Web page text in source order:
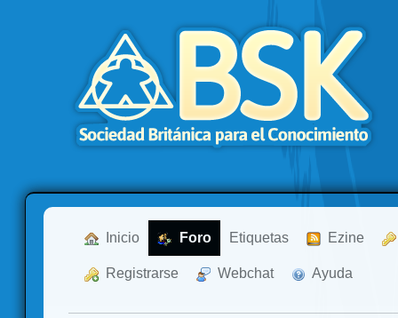
Inicio Foro Etiquetas Ezine
Registrarse Webchat Ayuda